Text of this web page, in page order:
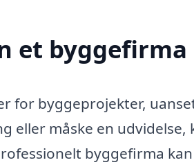
et
for byggeprojekter,
eller måske en
byggefirma